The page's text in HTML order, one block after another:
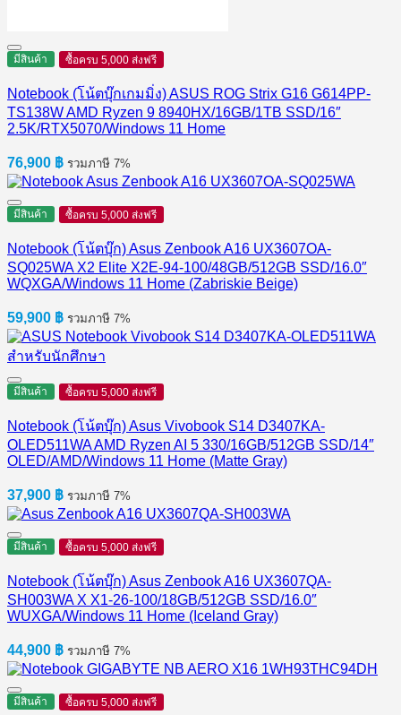
มีสินค้า ซื้อครบ 5,000 ส่งฟรี
Notebook (โน้ตบุ๊กเกมมิ่ง) ASUS ROG Strix G16 G614PP-
TS138W AMD Ryzen 9 8940HX/16GB/1TB SSD/16″
2.5K/RTX5070/Windows 11 Home
76,900 ฿ รวมภาษี 7%
มีสินค้า ซื้อครบ 5,000 ส่งฟรี
Notebook (โน้ตบุ๊ก) Asus Zenbook A16 UX3607OA-
SQ025WA X2 Elite X2E-94-100/48GB/512GB SSD/16.0″
WQXGA/Windows 11 Home (Zabriskie Beige)
59,900 ฿ รวมภาษี 7%
มีสินค้า ซื้อครบ 5,000 ส่งฟรี
Notebook (โน้ตบุ๊ก) Asus Vivobook S14 D3407KA-
OLED511WA AMD Ryzen AI 5 330/16GB/512GB SSD/14″
OLED/AMD/Windows 11 Home (Matte Gray)
37,900 ฿ รวมภาษี 7%
มีสินค้า ซื้อครบ 5,000 ส่งฟรี
Notebook (โน้ตบุ๊ก) Asus Zenbook A16 UX3607QA-
SH003WA X X1-26-100/18GB/512GB SSD/16.0″
WUXGA/Windows 11 Home (Iceland Gray)
44,900 ฿ รวมภาษี 7%
มีสินค้า ซื้อครบ 5,000 ส่งฟรี